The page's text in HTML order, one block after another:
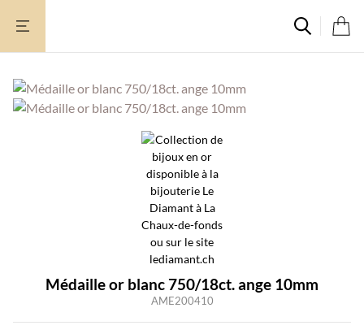
Médaille or blanc 750/18ct. ange 10mm
AME200410